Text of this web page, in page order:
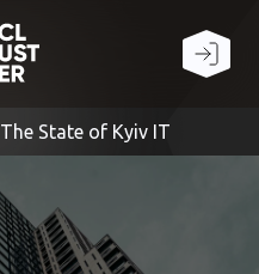
The State of Kyiv IT